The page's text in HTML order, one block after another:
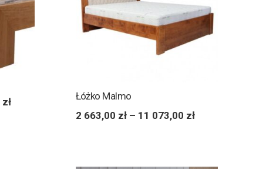
zł
Łóżko Malmo
2 663,00 zł– 11 073,00 zł